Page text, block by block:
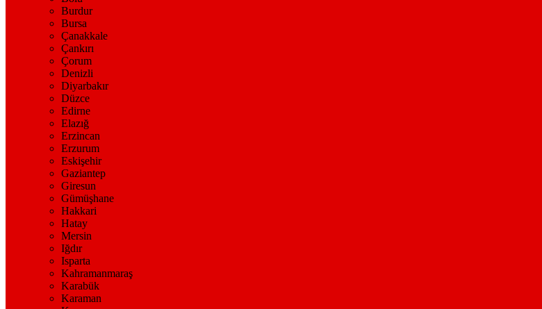
Burdur
Bursa
Çanakkale
Çankırı
Çorum
Denizli
Diyarbakır
Düzce
Edirne
Elazığ
Erzincan
Erzurum
Eskişehir
Gaziantep
Giresun
Gümüşhane
Hakkari
Hatay
Mersin
Iğdır
Isparta
Kahramanmaraş
Karabük
Karaman